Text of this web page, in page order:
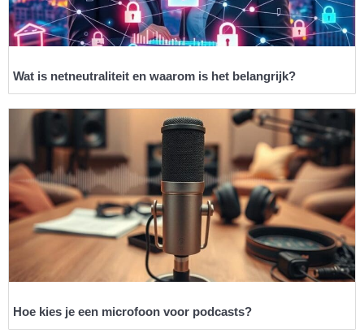
Wat is netneutraliteit en waarom is het belangrijk?
Hoe kies je een microfoon voor podcasts?